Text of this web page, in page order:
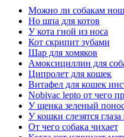
Можно ли собакам
Но шпа для котов
У кота гной из носа
Кот скрипит зубами
Шар для хомяков
Амоксициллин для
Ципролет для кошек
Витафел для кошек
Nobivac lepto от чего
У щенка зеленый
У кошки слезятся
От чего собака чихает